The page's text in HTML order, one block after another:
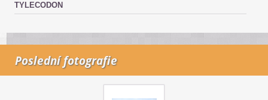
TYLECODON
Poslední fotografie